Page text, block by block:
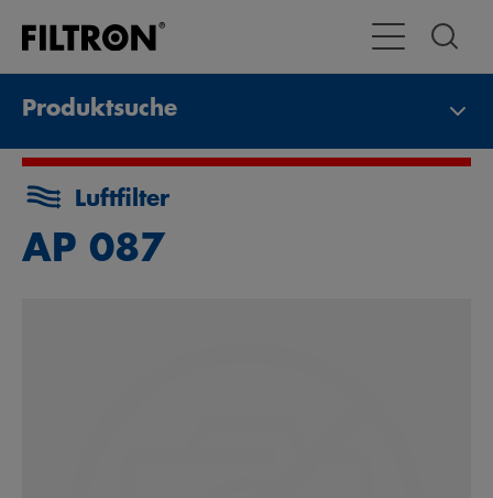
Toggle
Produktsuche
Luftfilter
AP 087